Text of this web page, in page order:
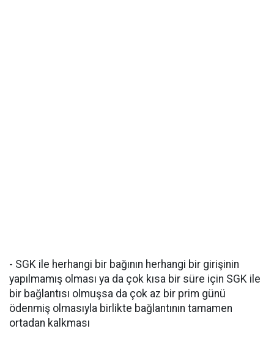
- SGK ile herhangi bir bağının herhangi bir girişinin
yapılmamış olması ya da çok kısa bir süre için SGK ile
bir bağlantısı olmuşsa da çok az bir prim günü
ödenmiş olmasıyla birlikte bağlantının tamamen
ortadan kalkması